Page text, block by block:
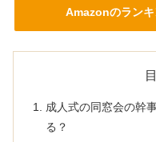
Amazonのランキ
成人式の同窓会の幹
る？